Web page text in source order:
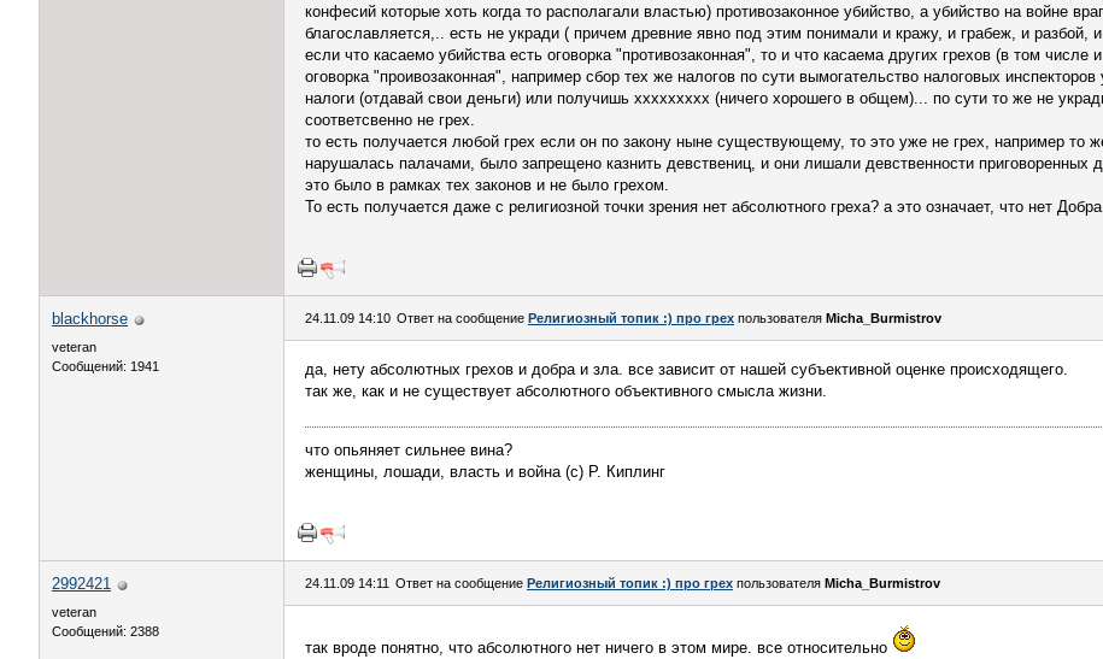
конфесий которые хоть когда то располагали властью) противозаконное убийство, а убийство на войне
благославляется,.. есть не укради ( причем древние явно под этим понимали и кражу, и грабеж, и разбой,
если что касаемо убийства есть оговорка "противозаконная", то и что касаема других грехов (в том числе
оговорка "проивозаконная", например сбор тех же налогов по сути вымогательство налоговых
налоги (отдавай свои деньги) или получишь ххххххххх (ничего хорошего в общем)... по сути то же не
соответсвенно не грех.
то есть получается любой грех если он по закону ныне существующему, то это уже не грех, например то
нарушалась палачами, было запрещено казнить девствениц, и они лишали девственности приговоренных
это было в рамках тех законов и не было грехом.
То есть получается даже с религиозной точки зрения нет абсолютного греха? а это означает, что нет
blackhorse
veteran
Сообщений: 1941
24.11.09 14:10 Ответ на сообщение Религиозный топик :) про грех пользователя Micha_Burmistrov
да, нету абсолютных грехов и добра и зла. все зависит от нашей субъективной оценке происходящего.
так же, как и не существует абсолютного объективного смысла жизни.
что опьяняет сильнее вина?
женщины, лошади, власть и война (с) Р. Киплинг
2992421
veteran
Сообщений: 2388
24.11.09 14:11 Ответ на сообщение Религиозный топик :) про грех пользователя Micha_Burmistrov
так вроде понятно, что абсолютного нет ничего в этом мире. все относительно